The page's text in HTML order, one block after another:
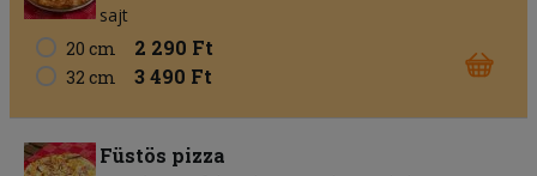
sajt
20 cm
2 290 Ft
32 cm 3 490 Ft
Füstös pizza